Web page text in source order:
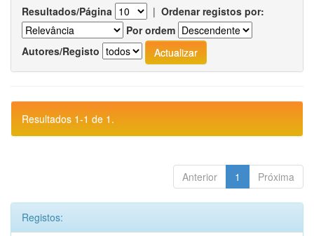
Resultados/Página | Ordenar registos por:
Por ordem
Autores/Registo
Resultados 1-1 de 1.
Anterior 1 Próxima
Registos: